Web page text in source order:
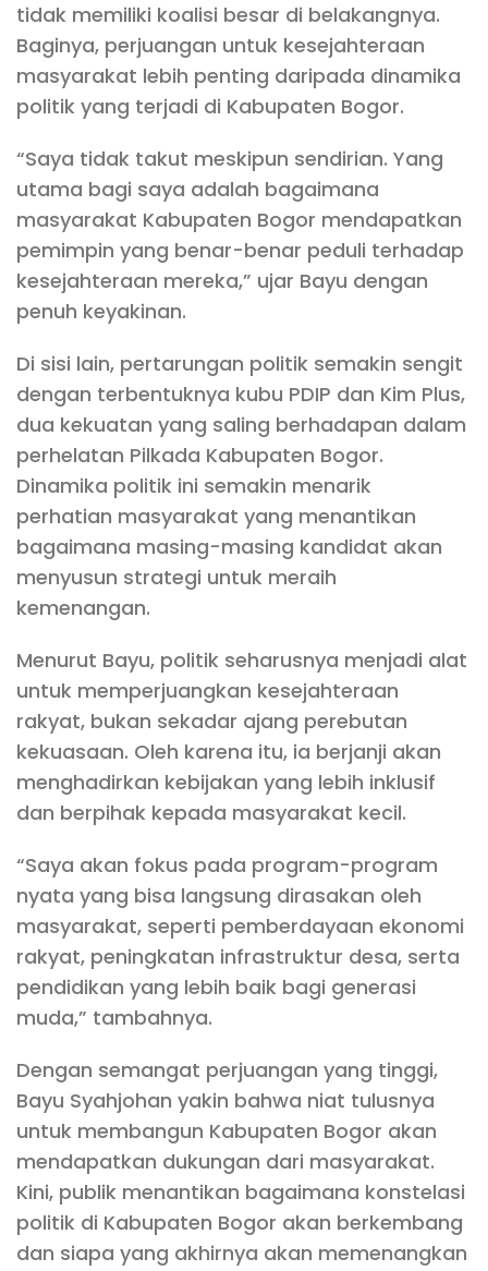
tidak memiliki koalisi besar di belakangnya.
Baginya, perjuangan untuk kesejahteraan
masyarakat lebih penting daripada dinamika
politik yang terjadi di Kabupaten Bogor.
“Saya tidak takut meskipun sendirian. Yang
utama bagi saya adalah bagaimana
masyarakat Kabupaten Bogor mendapatkan
pemimpin yang benar-benar peduli terhadap
kesejahteraan mereka,” ujar Bayu dengan
penuh keyakinan.
Di sisi lain, pertarungan politik semakin sengit
dengan terbentuknya kubu PDIP dan Kim Plus,
dua kekuatan yang saling berhadapan dalam
perhelatan Pilkada Kabupaten Bogor.
Dinamika politik ini semakin menarik
perhatian masyarakat yang menantikan
bagaimana masing-masing kandidat akan
menyusun strategi untuk meraih
kemenangan.
Menurut Bayu, politik seharusnya menjadi alat
untuk memperjuangkan kesejahteraan
rakyat, bukan sekadar ajang perebutan
kekuasaan. Oleh karena itu, ia berjanji akan
menghadirkan kebijakan yang lebih inklusif
dan berpihak kepada masyarakat kecil.
“Saya akan fokus pada program-program
nyata yang bisa langsung dirasakan oleh
masyarakat, seperti pemberdayaan ekonomi
rakyat, peningkatan infrastruktur desa, serta
pendidikan yang lebih baik bagi generasi
muda,” tambahnya.
Dengan semangat perjuangan yang tinggi,
Bayu Syahjohan yakin bahwa niat tulusnya
untuk membangun Kabupaten Bogor akan
mendapatkan dukungan dari masyarakat.
Kini, publik menantikan bagaimana konstelasi
politik di Kabupaten Bogor akan berkembang
dan siapa yang akhirnya akan memenangkan